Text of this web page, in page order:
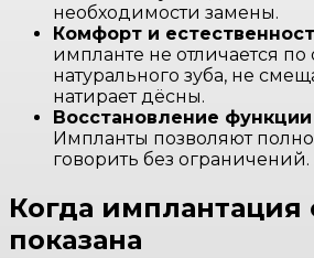
необходимости замены.
Комфорт и
импланте не отличается
натурального зуба, не
натирает дёсны.
Восстановление
Импланты позволяют
говорить без ограничений.
Когда имплантация
показана